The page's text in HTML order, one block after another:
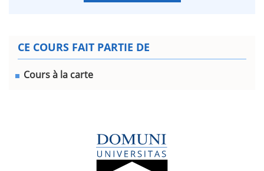
CE COURS FAIT PARTIE DE
Cours à la carte